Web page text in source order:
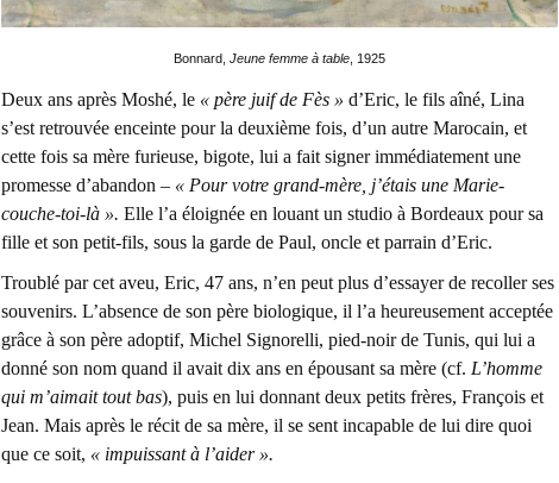
Bonnard, Jeune femme à table, 1925
Deux ans après Moshé, le « père juif de Fès » d’Eric, le fils aîné, Lina
s’est retrouvée enceinte pour la deuxième fois, d’un autre Marocain, et
cette fois sa mère furieuse, bigote, lui a fait signer immédiatement une
promesse d’abandon – « Pour votre grand-mère, j’étais une Marie-
couche-toi-là ». Elle l’a éloignée en louant un studio à Bordeaux pour sa
fille et son petit-fils, sous la garde de Paul, oncle et parrain d’Eric.
Troublé par cet aveu, Eric, 47 ans, n’en peut plus d’essayer de recoller ses
souvenirs. L’absence de son père biologique, il l’a heureusement acceptée
grâce à son père adoptif, Michel Signorelli, pied-noir de Tunis, qui lui a
donné son nom quand il avait dix ans en épousant sa mère (cf. L’homme
qui m’aimait tout bas), puis en lui donnant deux petits frères, François et
Jean. Mais après le récit de sa mère, il se sent incapable de lui dire quoi
que ce soit, « impuissant à l’aider ».